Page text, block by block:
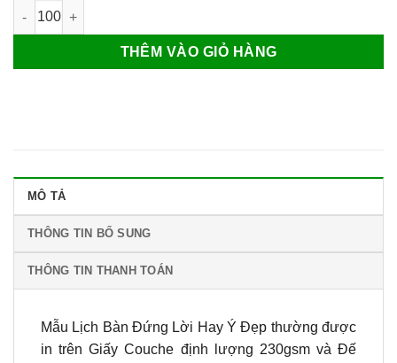
Mẫu Lịch Bàn Đứng Lời Hay Ý Đẹp số lượng
THÊM VÀO GIỎ HÀNG
MÔ TẢ
THÔNG TIN BỔ SUNG
THÔNG TIN THANH TOÁN
Mẫu Lịch Bàn Đứng Lời Hay Ý Đẹp thường được
in trên Giấy Couche định lượng 230gsm và Đế